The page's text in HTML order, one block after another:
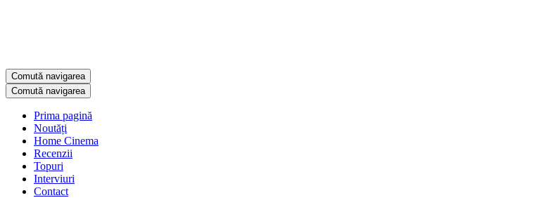
Comută navigarea
Comută navigarea
Prima pagină
Noutăți
Home Cinema
Recenzii
Topuri
Interviuri
Contact